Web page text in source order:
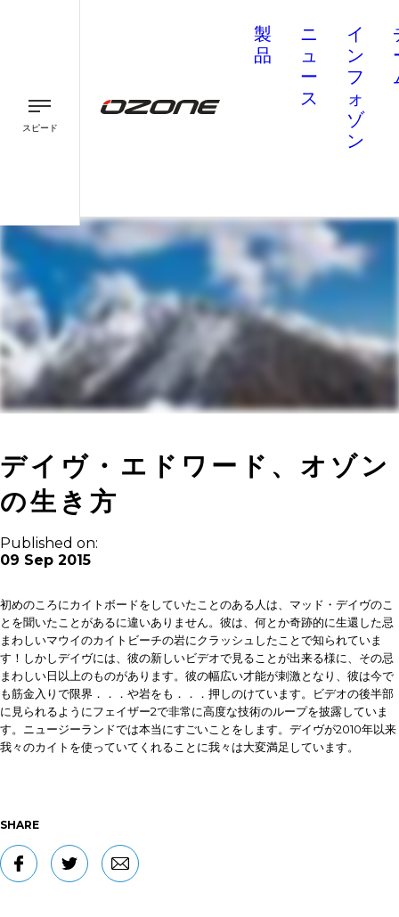
スピード
製
品
ニ
ュ
ー
ス
イ
ン
フ
ォ
ゾ
ン
デイヴ・エドワード、オゾン
の生き方
Published on:
09 Sep 2015
初めのころにカイトボードをしていたことのある人は、マッド・デイヴのこ
とを聞いたことがあるに違いありません。彼は、何とか奇跡的に生還した忌
まわしいマウイのカイトビーチの岩にクラッシュしたことで知られていま
す！しかしデイヴには、彼の新しいビデオで見ることが出来る様に、その忌
まわしい日以上のものがあります。彼の幅広い才能が刺激となり、彼は今で
も筋金入りで限界．．．や岩をも．．．押しのけています。ビデオの後半部
に見られるようにフェイザー2で非常に高度な技術のループを披露していま
す。ニュージーランドでは本当にすごいことをします。デイヴが2010年以来
我々のカイトを使っていてくれることに我々は大変満足しています。
SHARE